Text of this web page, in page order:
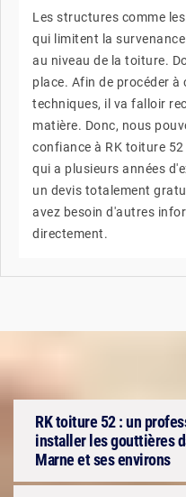
Les structures comme
qui limitent la
au niveau de la toiture.
place. Afin de procéder
techniques, il va falloir
matière. Donc, nous
confiance à RK toiture
qui a plusieurs années
un devis totalement
avez besoin d'autres
directement.
RK toiture 52 : un
installer les gouttières
Marne et ses environs